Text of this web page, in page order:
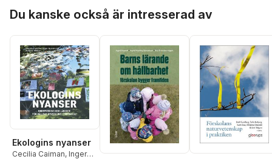
verksamhetsutveck
systematiskt
kvalitetsarbete i
förskolan
Du kanske också är intresserad av
Ekologins nyanser
Cecilia Caiman, Inger